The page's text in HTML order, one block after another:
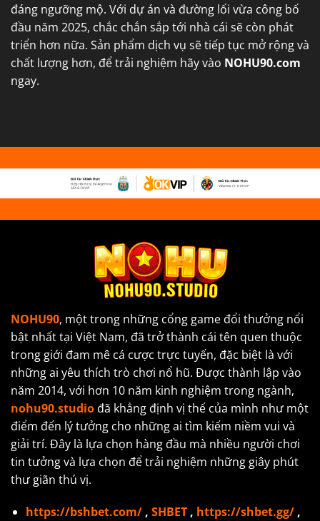
đáng ngưỡng mộ. Với dự án và đường lối vừa công bố
đầu năm 2025, chắc chắn sắp tới nhà cái sẽ còn phát
triển hơn nữa. Sản phẩm dịch vụ sẽ tiếp tục mở rộng và
chất lượng hơn, để trải nghiệm hãy vào NOHU90.com
ngay.
NOHU90, một trong những cổng game đổi thưởng nổi
bật nhất tại Việt Nam, đã trở thành cái tên quen thuộc
trong giới đam mê cá cược trực tuyến, đặc biệt là với
những ai yêu thích trò chơi nổ hũ. Được thành lập vào
năm 2014, với hơn 10 năm kinh nghiệm trong ngành,
nohu90.studiođã khẳng định vị thế của mình như một
điểm đến lý tưởng cho những ai tìm kiếm niềm vui và
giải trí. Đây là lựa chọn hàng đầu mà nhiều người chơi
tin tưởng và lựa chọn để trải nghiệm những giây phút
thư giãn thú vị.
https://bshbet.com/, SHBET, https://shbet.gg/,